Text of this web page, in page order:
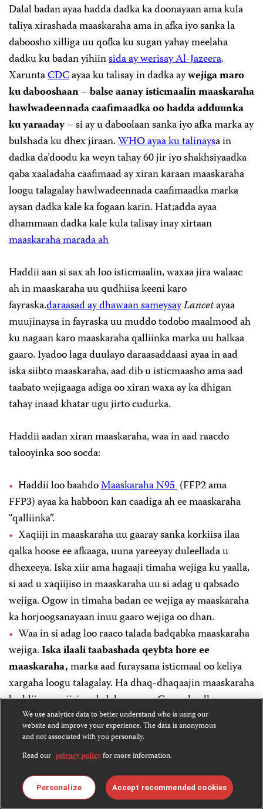
Dalal badan ayaa hadda dadka ka doonayaan ama kula
taliya xirashada maaskaraha ama in afka iyo sanka la
daboosho xilliga uu qofka ku sugan yahay meelaha
dadku ku badan yihiinsida ay werisay Al-Jazeera.
XaruntaCDCayaa ku talisay in dadka aywejiga maro
ku dabooshaan – balse aanay isticmaalin maaskaraha
hawlwadeennada caafimaadka oo hadda adduunka
ku yaraaday –si ay u daboolaan sanka iyo afka marka ay
bulshada ku dhex jiraan.WHO ayaa ku talinaysa in
dadka da’doodu ka weyn tahay 60 jir iyo shakhsiyaadka
qaba xaaladaha caafimaad ay xiran karaan maaskaraha
loogu talagalay hawlwadeennada caafimaadka marka
aysan dadka kale ka fogaan karin. Hat;adda ayaa
dhammaan dadka kale kula talisay inay xirtaan
maaskaraha marada ah
Haddii aan si sax ah loo isticmaalin, waxaa jira walaac
ah in maaskaraha uu qudhiisa keeni karo
fayraska.daraasad ay dhawaan sameysayLancetayaa
muujinaysa in fayraska uu muddo todobo maalmood ah
ku nagaan karo maaskaraha qalliinka marka uu halkaa
gaaro. Iyadoo laga duulayo daraasaddaasi ayaa in aad
iska siibto maaskaraha, aad dib u isticmaasho ama aad
taabato wejigaaga adiga oo xiran waxa ay ka dhigan
tahay inaad khatar ugu jirto cudurka.
Haddii aadan xiran maaskaraha, waa in aad raacdo
talooyinka soo socda:
Haddii loo baahdoMaaskaraha N95(FFP2 ama
FFP3) ayaa ka habboon kan caadiga ah ee maaskaraha
“qalliinka”.
Xaqiiji in maaskaraha uu gaaray sanka korkiisa ilaa
qalka hoose ee afkaaga, uuna yareeyay duleellada u
dhexeeya. Iska xiir ama hagaaji timaha wejiga ku yaalla,
si aad u xaqiijiso in maaskaraha uu si adag u qabsado
wejiga. Ogow in timaha badan ee wejiga ay maaskaraha
ka horjoogsanayaan inuu gaaro wejiga oo dhan.
Waa in si adag loo raaco talada badqabka maaskaraha
wejiga.Iska ilaali taabashada qeybta hore ee
maaskaraha,marka aad furaysana isticmaal oo keliya
xargaha loogu talagalay. Ha dhaq-dhaqaajin maaskaraha
haddii aanay jirin sabab keenaysa. Gacmaha dhaqo
durbadiiba marka aad taabato maaskaraha.
Dib-u-isticmaalka maaskaraha ayaa ah mid khatar
badan. Markasta si wanaagsan bac afka ka xiran ugu
Markasta gacmaha ku dhaqo saabuun iyo biyo kulul
ama dareeraha gacma dhaqa ah ee alaakolada leh
We use analytics data to better understand who is using our
website and improve your experience. The data is anonymous
and not associated with you personally.
Read our privacy policyfor more information.
Personalize Accept recommended cookies